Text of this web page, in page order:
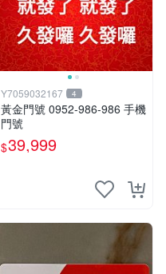
Y7059032167 4
黃金門號 0952-986-986 手機
門號
$39,999